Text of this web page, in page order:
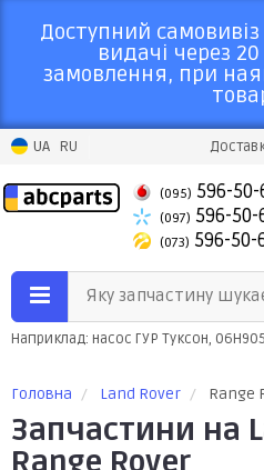
Доступний
видачі через
замовлення, при
UA RU
(095) 596-50-
(097) 596-50-
(073) 596-50-
Яку запчастину
Наприклад: насос ГУР Туксон,
Головна Land Rover Range
Запчастини на